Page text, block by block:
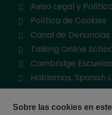
Aviso Legal y
Política de Cookies
Canal de Denuncias
Talking Online
Cambridge
Hablamos, Spanish
Sobre las cookies en